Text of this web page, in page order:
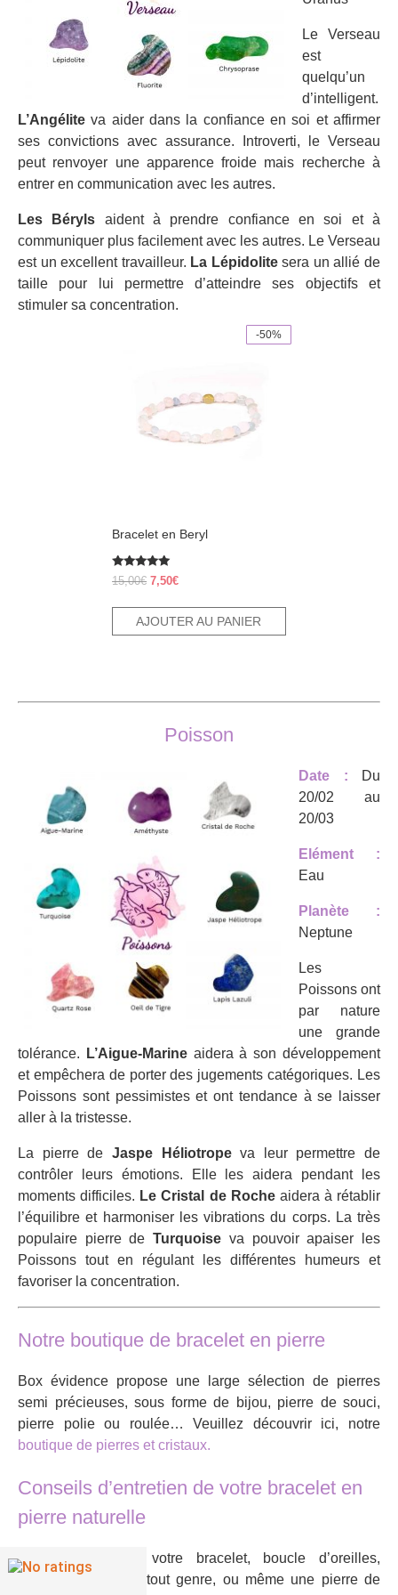
Le Verseau
est
quelqu’un
d’intelligent.
L’Angélite va aider dans la confiance en soi et affirmer
ses convictions avec assurance. Introverti, le Verseau
peut renvoyer une apparence froide mais recherche à
entrer en communication avec les autres.
Les Béryls aident à prendre confiance en soi et à
communiquer plus facilement avec les autres. Le Verseau
est un excellent travailleur. La Lépidolitesera un allié de
taille pour lui permettre d’atteindre ses objectifs et
stimuler sa concentration.
-50%
Bracelet en Beryl
Note
5.00
15,00€ Le
était :
7,50€Le
est :
AJOUTER AU PANIER
Poisson
Date :
Du
20/02 au
20/03
Elément :
Eau
Planète :
Neptune
Les
Poissons ont
par nature
une grande
tolérance.
L’Aigue-Marineaidera à son développement
et empêchera de porter des jugements catégoriques. Les
Poissons sont pessimistes et ont tendance à se laisser
aller à la tristesse.
La pierre de Jaspe Héliotropeva leur permettre de
contrôler leurs émotions. Elle les aidera pendant les
moments difficiles. Le Cristal de Rocheaidera à rétablir
l’équilibre et harmoniser les vibrations du corps. La très
populaire pierre deTurquoise va pouvoir apaiser les
Poissons tout en régulant les différentes humeurs et
favoriser la concentration.
Notre boutique de bracelet en pierre
Box évidence propose une large sélection de pierres
semi précieuses, sous forme de bijou, pierre de souci,
pierre polie ou roulée… Veuillez découvrir ici, notre
boutique de pierres et cristaux.
Conseils d’entretien de votre bracelet en
pierre naturelle
Après l’achat de votre bracelet, boucle d’oreilles,
pendentif, bijou en tout genre, ou même une pierre de